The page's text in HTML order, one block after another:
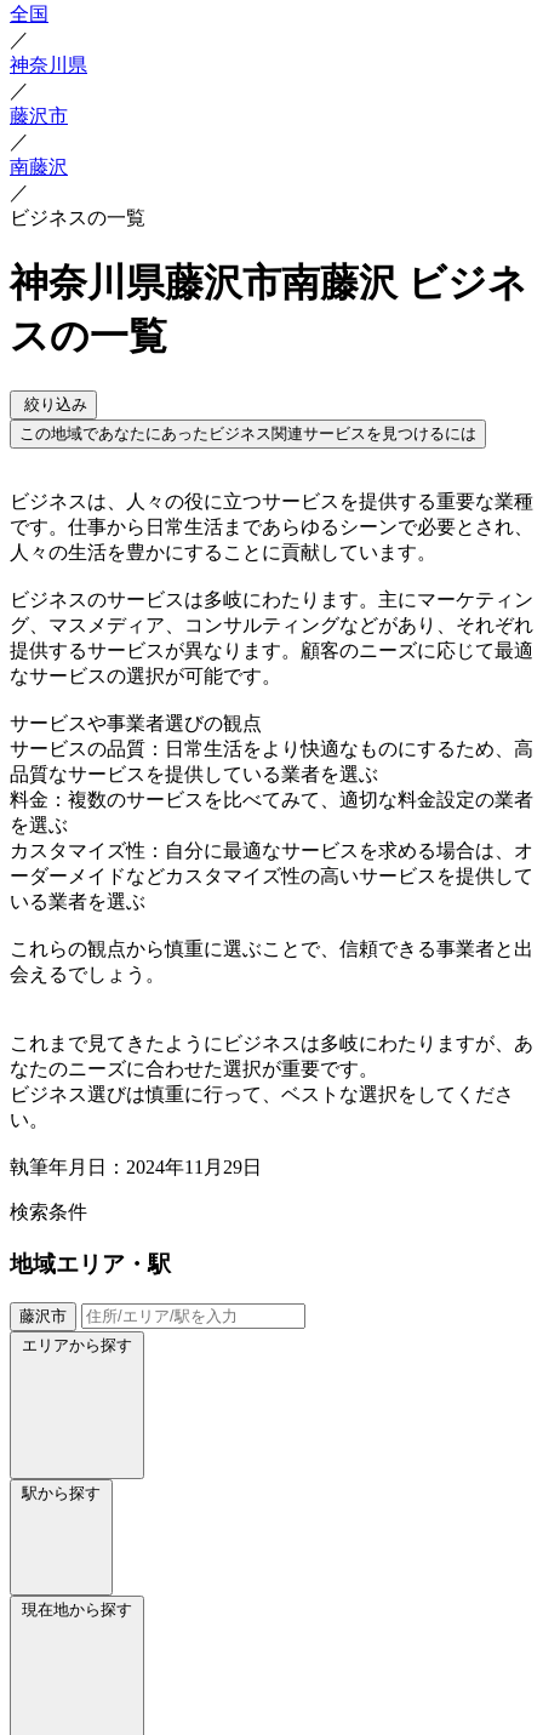
全国
／
神奈川県
／
藤沢市
／
南藤沢
／
ビジネスの一覧
神奈川県藤沢市南藤沢 ビジネ
スの一覧
絞り込み
この地域であなたにあったビジネス関連サービスを見つけるには
ビジネスは、人々の役に立つサービスを提供する重要な業種
です。仕事から日常生活まであらゆるシーンで必要とされ、
人々の生活を豊かにすることに貢献しています。
ビジネスのサービスは多岐にわたります。主にマーケティン
グ、マスメディア、コンサルティングなどがあり、それぞれ
提供するサービスが異なります。顧客のニーズに応じて最適
なサービスの選択が可能です。
サービスや事業者選びの観点
サービスの品質：日常生活をより快適なものにするため、高
品質なサービスを提供している業者を選ぶ
料金：複数のサービスを比べてみて、適切な料金設定の業者
を選ぶ
カスタマイズ性：自分に最適なサービスを求める場合は、オ
ーダーメイドなどカスタマイズ性の高いサービスを提供して
いる業者を選ぶ
これらの観点から慎重に選ぶことで、信頼できる事業者と出
会えるでしょう。
これまで見てきたようにビジネスは多岐にわたりますが、あ
なたのニーズに合わせた選択が重要です。
ビジネス選びは慎重に行って、ベストな選択をしてくださ
い。
執筆年月日：2024年11月29日
検索条件
地域エリア・駅
藤沢市
エリアから探す
駅から探す
現在地から探す